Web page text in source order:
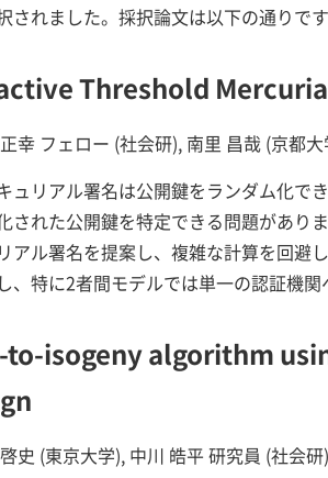
されました。採択論文は以下の通りです
Threshold
幸 フェロー (社会研), 南里 昌哉 (京都
ュリアル署名は公開鍵をランダム化で
された公開鍵を特定できる問題があり
アル署名を提案し、複雑な計算を回避
、特に2者間モデルでは単一の認証機
to-isogeny algorithm
史 (東京大学), 中川 皓平 研究員 (社会研)